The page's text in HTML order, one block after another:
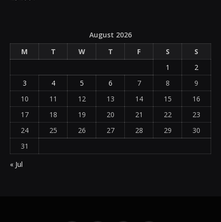
August 2026
M
T W T F S
S
1
2
3
4 5 6 7 8
9
10
11 12 13 14 15
16
17
18 19 20 21 22
23
24
25 26 27 28 29
30
31
« Jul